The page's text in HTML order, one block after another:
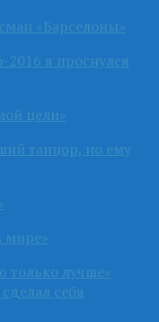
«Барселоны»
я проснулся
цели»
танцор, но ему
мире»
только лучше»
себя